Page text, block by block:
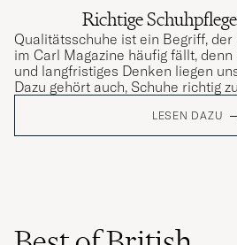
Richtige
Qualitätsschuhe ist ein Begriff,
im Carl Magazine häufig fällt,
und langfristiges Denken liegen
Dazu gehört auch, Schuhe richtig
LESEN DAZU